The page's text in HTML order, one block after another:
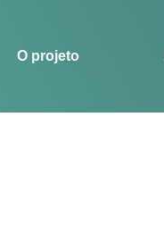
O projeto